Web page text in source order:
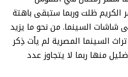
الكريم ظلت وربما ستبقى باهتة
شاشات السينما. من نحو ما يزيد
السينما المصرية لم يأت ذِكر
منها ربما لا يتجاوز عدد